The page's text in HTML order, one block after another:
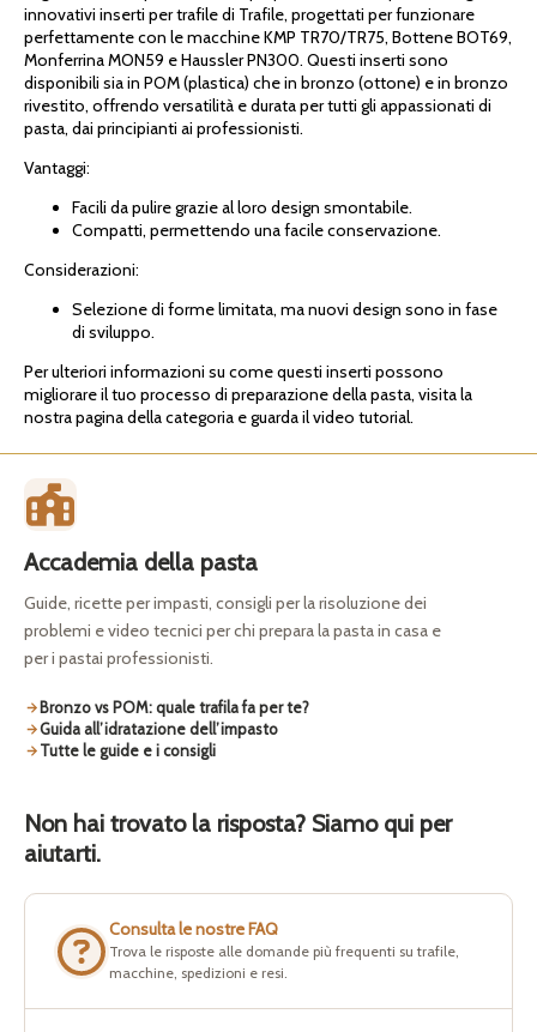
innovativi inserti per trafile di Trafile, progettati per funzionare
perfettamente con le macchine KMP TR70/TR75, Bottene BOT69,
Monferrina MON59 e Haussler PN300. Questi inserti sono
disponibili sia in POM (plastica) che in bronzo (ottone) e in bronzo
rivestito, offrendo versatilità e durata per tutti gli appassionati di
pasta, dai principianti ai professionisti.
Vantaggi:
Facili da pulire grazie al loro design smontabile.
Compatti, permettendo una facile conservazione.
Considerazioni:
Selezione di forme limitata, ma nuovi design sono in fase
di sviluppo.
Per ulteriori informazioni su come questi inserti possono
migliorare il tuo processo di preparazione della pasta, visita la
nostra pagina della categoria e guarda il video tutorial.
Accademia della pasta
Guide, ricette per impasti, consigli per la risoluzione dei
problemi e video tecnici per chi prepara la pasta in casa e
per i pastai professionisti.
Bronzo vs POM: quale trafila fa per te?
Guida all’idratazione dell’impasto
Tutte le guide e i consigli
Non hai trovato la risposta? Siamo qui per
aiutarti.
Consulta le nostre FAQ
Trova le risposte alle domande più frequenti su trafile,
macchine, spedizioni e resi.